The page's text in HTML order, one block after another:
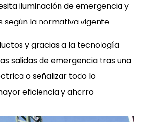
iluminación de emergencia y
según la normativa vigente.
y gracias a la tecnología
salidas de emergencia tras una
o señalizar todo lo
eficiencia y ahorro